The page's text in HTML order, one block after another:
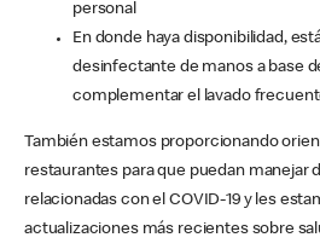
personal
En donde haya disponibilidad,
desinfectante de manos a base
complementar el lavado
También estamos proporcionando
restaurantes para que puedan manejar
relacionadas con el COVID-19 y les
actualizaciones más recientes sobre